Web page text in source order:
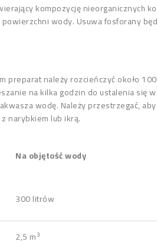
kompozycję nieorganicznych
wody. Usuwa fosforany
preparat należy rozcieńczyć około
na kilka godzin do ustalenia się
wodę. Należy przestrzegać,
narybkiem lub ikrą.
Na objętość wody
300 litrów
2,5 m3